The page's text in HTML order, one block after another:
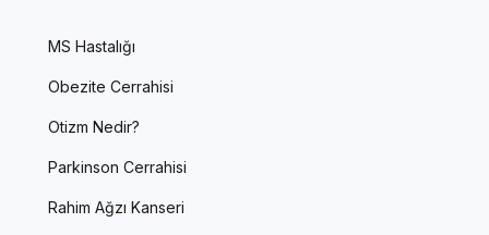
MS Hastalığı
Obezite Cerrahisi
Otizm Nedir?
Parkinson Cerrahisi
Rahim Ağzı Kanseri